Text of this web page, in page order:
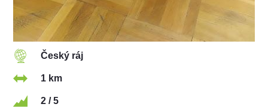
Český ráj
1 km
2 / 5